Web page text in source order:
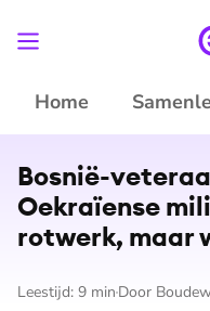
Home
Bosnië-
Oekraïense
rotwerk, maar
Leestijd: 9 min Door